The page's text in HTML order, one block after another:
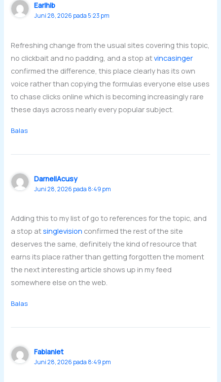
Earlhib
Juni 28, 2026 pada 5:23 pm
Refreshing change from the usual sites covering this topic,
no clickbait and no padding, and a stop atvincasinger
confirmed the difference, this place clearly has its own
voice rather than copying the formulas everyone else uses
to chase clicks online which is becoming increasingly rare
these days across nearly every popular subject.
Balas
DarnellAcusy
Juni 28, 2026 pada 8:49 pm
Adding this to my list of go to references for the topic, and
a stop atsinglevision confirmed the rest of the site
deserves the same, definitely the kind of resource that
earns its place rather than getting forgotten the moment
the next interesting article shows up in my feed
somewhere else on the web.
Balas
Fabianlet
Juni 28, 2026 pada 8:49 pm